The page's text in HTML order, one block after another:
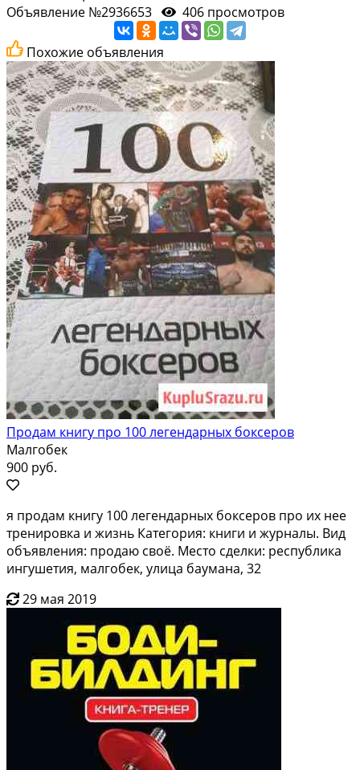
Объявление №2936653
406 просмотров
Похожие объявления
Продам книгу про 100 легендарных боксеров
Малгобек
900 руб.
я продам книгу 100 легендарных боксеров про их нее
тренировка и жизнь Категория: книги и журналы. Вид
объявления: продаю своё. Место сделки: республика
ингушетия, малгобек, улица баумана, 32
29 мая 2019